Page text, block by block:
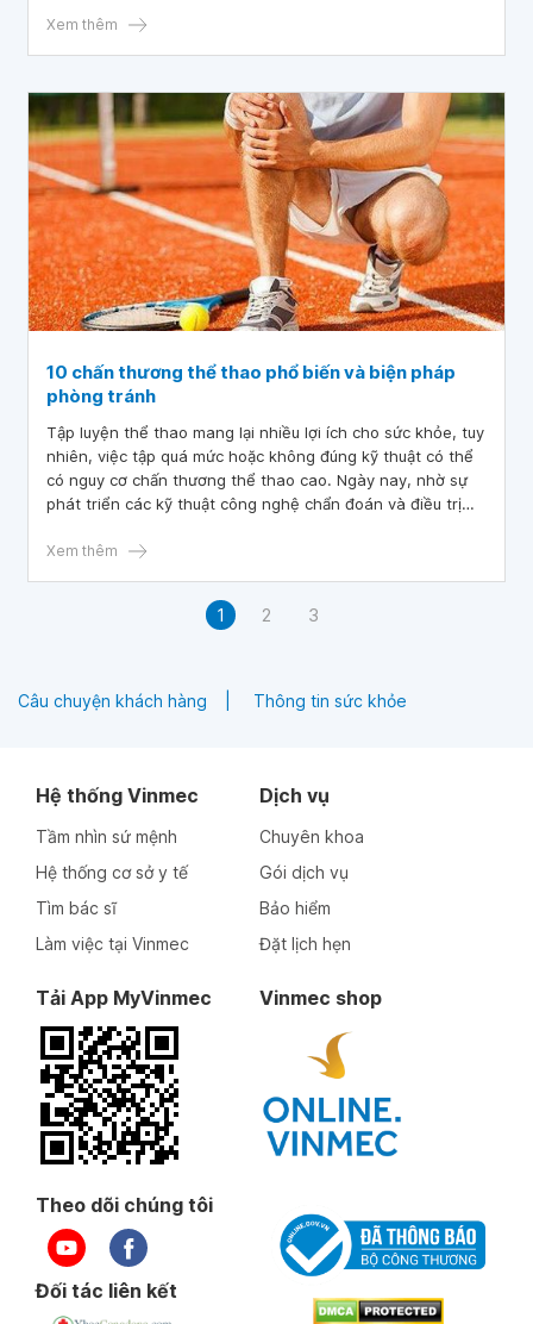
Xem thêm
10 chấn thương thể thao phổ biến và biện pháp
phòng tránh
Tập luyện thể thao mang lại nhiều lợi ích cho sức khỏe, tuy
nhiên, việc tập quá mức hoặc không đúng kỹ thuật có thể
có nguy cơ chấn thương thể thao cao. Ngày nay, nhờ sự
phát triển các kỹ thuật công nghệ chẩn đoán và điều trị
đều có thể phục hồi hoàn toàn. Vậy chấn thương thể thao
phòng tránh ra sao? Các bạn đọc có thể tham khảo ở bài
Xem thêm
1 2 3
Câu chuyện khách hàng Thông tin sức khỏe
Hệ thống Vinmec
Tầm nhìn sứ mệnh
Hệ thống cơ sở y tế
Tìm bác sĩ
Làm việc tại Vinmec
Dịch vụ
Chuyên khoa
Gói dịch vụ
Bảo hiểm
Đặt lịch hẹn
Tải App MyVinmec Vinmec shop
Theo dõi chúng tôi
Đối tác liên kết